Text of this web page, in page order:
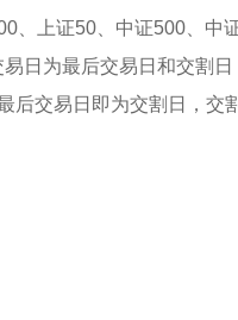
上证50、中证500、
日为最后交易日和交割
后交易日即为交割日，